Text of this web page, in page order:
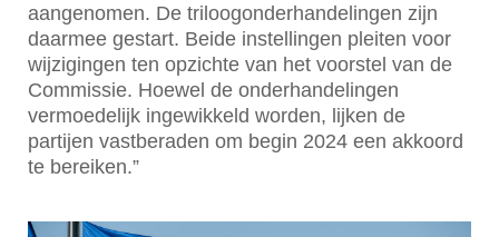
aangenomen. De triloogonderhandelingen zijn
daarmee gestart. Beide instellingen pleiten voor
wijzigingen ten opzichte van het voorstel van de
Commissie. Hoewel de onderhandelingen
vermoedelijk ingewikkeld worden, lijken de
partijen vastberaden om begin 2024 een akkoord
te bereiken.”